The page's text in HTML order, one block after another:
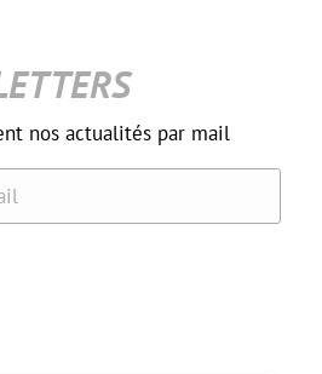
nos actualités par mail